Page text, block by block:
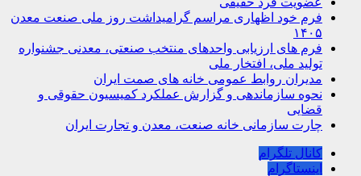
فرم خود اظهاری مراسم گرامیداشت روز ملی صنعت معدن
۱۴۰۵
فرم های ارزیابی واحدهای منتخب صنعتی، معدنی جشنواره
تولید ملی، افتخار ملی
مدیران روابط عمومی خانه های صمت ایران
نحوه سازماندهی و گزارش عملکرد کمیسیون حقوقی و
قضایی
چارت سازمانی خانه صنعت، معدن و تجارت ایران
کانال تلگرام
اینستاگرام